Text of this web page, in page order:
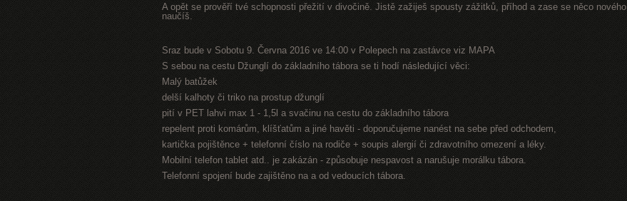
A opět se prověří tvé schopnosti přežití v divočině. Jistě zažiješ spousty zážitků, příhod a zase se něco nového
naučíš.
Sraz bude v Sobotu 9. Června 2016 ve 14:00 v Polepech na zastávce viz MAPA
S sebou na cestu Džunglí do základního tábora se ti hodí následující věci:
Malý batůžek
delší kalhoty či triko na prostup džunglí
pití v PET lahvi max 1 - 1,5l a svačinu na cestu do základního tábora
repelent proti komárům, klíšťatům a jiné havěti - doporučujeme nanést na sebe před odchodem,
kartička pojištěnce + telefonní číslo na rodiče + soupis alergií či zdravotního omezení a léky.
Mobilní telefon tablet atd.. je zakázán - způsobuje nespavost a narušuje morálku tábora.
Telefonní spojení bude zajištěno na a od vedoucích tábora.